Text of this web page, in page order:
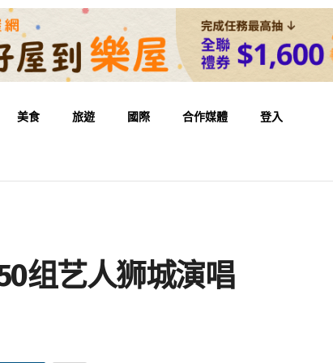
美食 旅遊 國際 合作媒體 登入
组艺人狮城演唱